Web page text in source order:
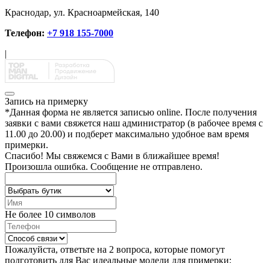
Краснодар, ул. Красноармейская, 140
Телефон: +7 918 155-7000
|
Запись на примерку
*Данная форма не является записью online. После получения
заявки с вами свяжется наш администратор (в рабочее время с
11.00 до 20.00) и подберет максимально удобное вам время
примерки.
Спасибо! Мы свяжемся с Вами в ближайшее время!
Произошла ошибка. Сообщение не отправлено.
Не более 10 символов
Пожалуйста, ответьте на 2 вопроса, которые помогут
подготовить для Вас идеальные модели для примерки: